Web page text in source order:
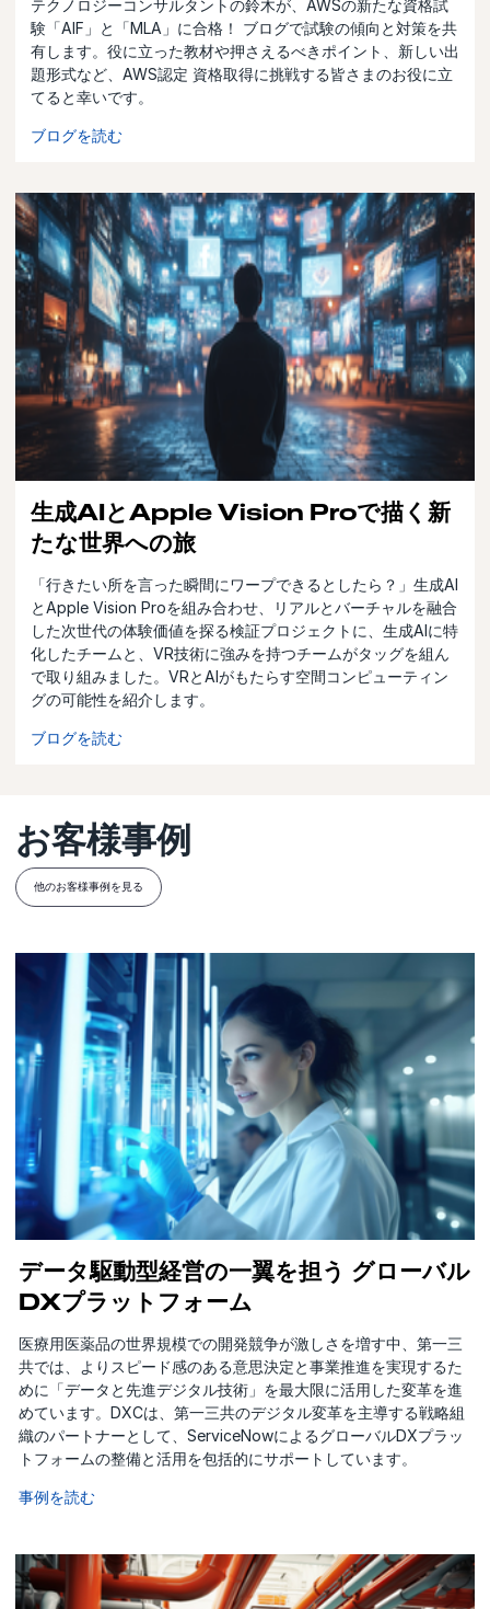
テクノロジーコンサルタントの鈴木が、AWSの新たな資格試
験「AIF」と「MLA」に合格！ ブログで試験の傾向と対策を共
有します。役に立った教材や押さえるべきポイント、新しい出
題形式など、AWS認定 資格取得に挑戦する皆さまのお役に立
てると幸いです。
ブログを読む
生成AIとApple Vision Proで描く新
たな世界への旅
「行きたい所を言った瞬間にワープできるとしたら？」生成AI
とApple Vision Proを組み合わせ、リアルとバーチャルを融合
した次世代の体験価値を探る検証プロジェクトに、生成AIに特
化したチームと、VR技術に強みを持つチームがタッグを組ん
で取り組みました。VRとAIがもたらす空間コンピューティン
グの可能性を紹介します。
ブログを読む
お客様事例
他のお客様事例を見る
データ駆動型経営の一翼を担う グローバル
DXプラットフォーム
医療用医薬品の世界規模での開発競争が激しさを増す中、第一三
共では、よりスピード感のある意思決定と事業推進を実現するた
めに「データと先進デジタル技術」を最大限に活用した変革を進
めています。DXCは、第一三共のデジタル変革を主導する戦略組
織のパートナーとして、ServiceNowによるグローバルDXプラッ
トフォームの整備と活用を包括的にサポートしています。
事例を読む